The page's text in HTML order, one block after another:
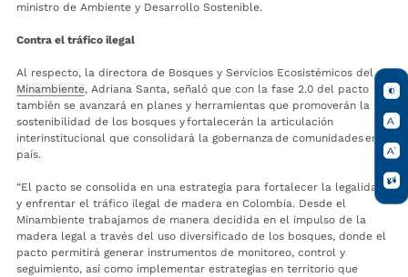
ministro de Ambiente y Desarrollo Sostenible.
Contra el tráfico ilegal
Al respecto, la directora de Bosques y Servicios Ecosistémicos del
Minambiente, Adriana Santa, señaló que con la fase 2.0 del pacto
también se avanzará en planes y herramientas que promoverán la
sostenibilidad de los bosques y fortalecerán la articulación
interinstitucional que consolidará la gobernanza de comunidades en el
país.
“El pacto se consolida en una estrategia para fortalecer la legalidad
y enfrentar el tráfico ilegal de madera en Colombia. Desde el
Minambiente trabajamos de manera decidida en el impulso de la
madera legal a través del uso diversificado de los bosques, donde el
pacto permitirá generar instrumentos de monitoreo, control y
seguimiento, así como implementar estrategias en territorio que